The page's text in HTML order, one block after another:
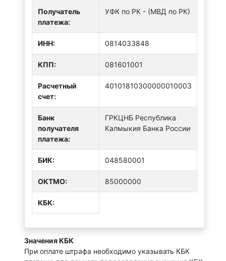
Получатель
платежа:
УФК по РК - (МВД по РК)
ИНН: 0814033848
КПП: 081601001
Расчетный
счет:
40101810300000010003
Банк
получателя
платежа:
ГРКЦНБ Республика
Калмыкия Банка России
БИК: 048580001
ОКТMО: 85000000
КБК:
Значения КБК
При оплате штрафа необходимо указывать КБК